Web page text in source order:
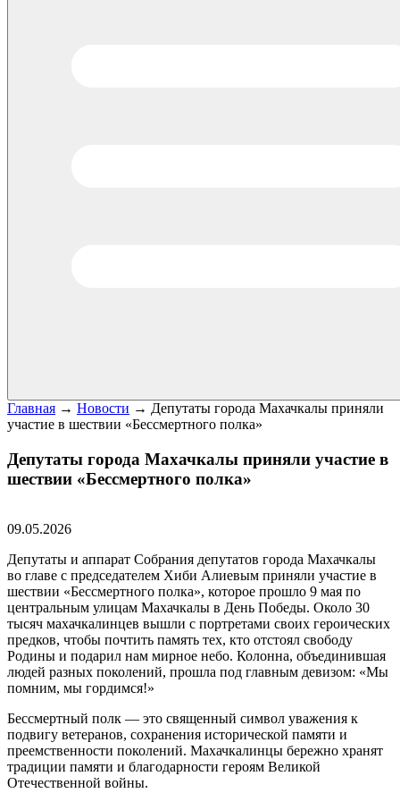
Главная → Новости → Депутаты города Махачкалы приняли
участие в шествии «Бессмертного полка»
Депутаты города Махачкалы приняли участие в
шествии «Бессмертного полка»
09.05.2026
Депутаты и аппарат Собрания депутатов города Махачкалы
во главе с председателем Хиби Алиевым приняли участие в
шествии «Бессмертного полка», которое прошло 9 мая по
центральным улицам Махачкалы в День Победы. Около 30
тысяч махачкалинцев вышли с портретами своих героических
предков, чтобы почтить память тех, кто отстоял свободу
Родины и подарил нам мирное небо. Колонна, объединившая
людей разных поколений, прошла под главным девизом: «Мы
помним, мы гордимся!»
Бессмертный полк — это священный символ уважения к
подвигу ветеранов, сохранения исторической памяти и
преемственности поколений. Махачкалинцы бережно хранят
традиции памяти и благодарности героям Великой
Отечественной войны.